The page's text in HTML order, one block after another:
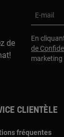
de
E-mail
En
de
marketing
clientèle
fréquentes